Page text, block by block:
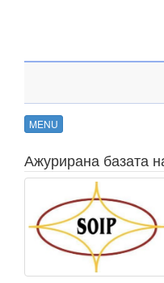
MENU
Ажурирана базата